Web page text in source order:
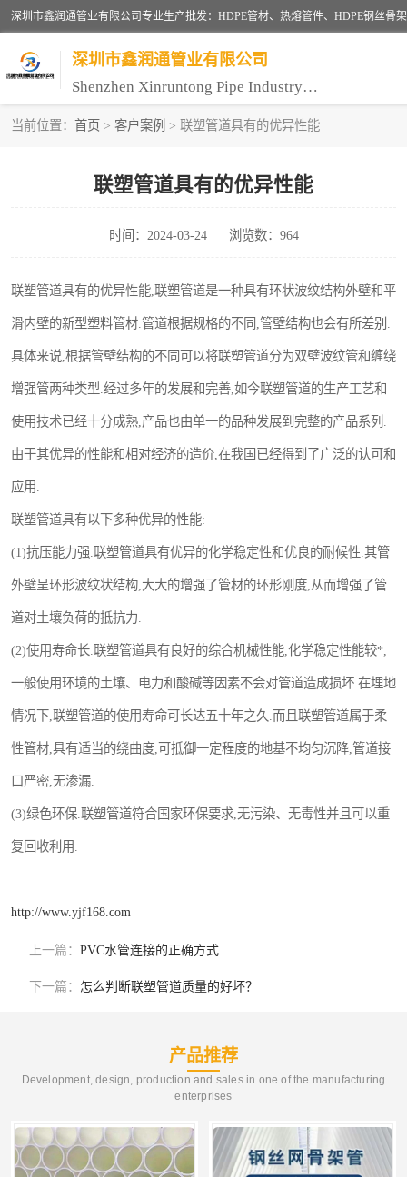
深圳市鑫润通管业有限公司
Shenzhen Xinruntong Pipe Industry Co., Ltd
当前位置： 首页 > 客户案例 > 联塑管道具有的优异性能
联塑管道具有的优异性能
时间：2024-03-24 浏览数：964
联塑管道具有的优异性能,联塑管道是一种具有环状波纹结构外壁和平
滑内壁的新型塑料管材.管道根据规格的不同,管壁结构也会有所差别.
具体来说,根据管壁结构的不同可以将联塑管道分为双壁波纹管和缠绕
增强管两种类型.经过多年的发展和完善,如今联塑管道的生产工艺和
使用技术已经十分成熟,产品也由单一的品种发展到完整的产品系列.
由于其优异的性能和相对经济的造价,在我国已经得到了广泛的认可和
应用.
联塑管道具有以下多种优异的性能:
(1)抗压能力强.联塑管道具有优异的化学稳定性和优良的耐候性.其管
外壁呈环形波纹状结构,大大的增强了管材的环形刚度,从而增强了管
道对土壤负荷的抵抗力.
(2)使用寿命长.联塑管道具有良好的综合机械性能,化学稳定性能较*,
一般使用环境的土壤、电力和酸碱等因素不会对管道造成损坏.在埋地
情况下,联塑管道的使用寿命可长达五十年之久.而且联塑管道属于柔
性管材,具有适当的绕曲度,可抵御一定程度的地基不均匀沉降,管道接
口严密,无渗漏.
(3)绿色环保.联塑管道符合国家环保要求,无污染、无毒性并且可以重
复回收利用.
http://www.yjf168.com
上一篇： PVC水管连接的正确方式
下一篇： 怎么判断联塑管道质量的好坏？
产品推荐
Development, design, production and sales in one of the manufacturing
enterprises
UPVC电力通讯管
联塑PVC管
联塑PE管